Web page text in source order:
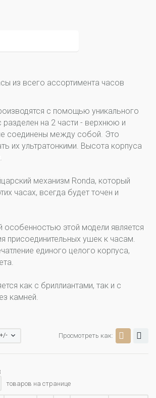
из всего ассортимента часов
с помощью уникального
на 2 части - верхнюю и
соединены между собой. Это
их ультратонкими. Высота корпуса
механизм Ronda, который
часах, всегда будет точен и
этой модели является
присоединительных ушек к часам.
единого целого корпуса,
как с бриллиантами, так и с
камней.
Просмотреть как:
товаров на странице